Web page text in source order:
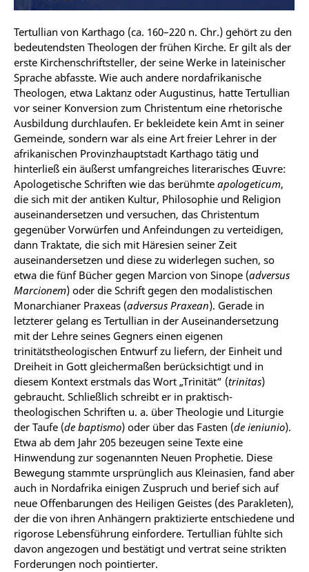
Tertullian von Karthago (ca. 160–220 n. Chr.) gehört zu den
bedeutendsten Theologen der frühen Kirche. Er gilt als der
erste Kirchenschriftsteller, der seine Werke in lateinischer
Sprache abfasste. Wie auch andere nordafrikanische
Theologen, etwa Laktanz oder Augustinus, hatte Tertullian
vor seiner Konversion zum Christentum eine rhetorische
Ausbildung durchlaufen. Er bekleidete kein Amt in seiner
Gemeinde, sondern war als eine Art freier Lehrer in der
afrikanischen Provinzhauptstadt Karthago tätig und
hinterließ ein äußerst umfangreiches literarisches Œuvre:
Apologetische Schriften wie das berühmte apologeticum,
die sich mit der antiken Kultur, Philosophie und Religion
auseinandersetzen und versuchen, das Christentum
gegenüber Vorwürfen und Anfeindungen zu verteidigen,
dann Traktate, die sich mit Häresien seiner Zeit
auseinandersetzen und diese zu widerlegen suchen, so
etwa die fünf Bücher gegen Marcion von Sinope (adversus
Marcionem) oder die Schrift gegen den modalistischen
Monarchianer Praxeas (adversus Praxean). Gerade in
letzterer gelang es Tertullian in der Auseinandersetzung
mit der Lehre seines Gegners einen eigenen
trinitätstheologischen Entwurf zu liefern, der Einheit und
Dreiheit in Gott gleichermaßen berücksichtigt und in
diesem Kontext erstmals das Wort „Trinität“ (trinitas)
gebraucht. Schließlich schreibt er in praktisch-
theologischen Schriften u. a. über Theologie und Liturgie
der Taufe (de baptismo) oder über das Fasten (de ieniunio).
Etwa ab dem Jahr 205 bezeugen seine Texte eine
Hinwendung zur sogenannten Neuen Prophetie. Diese
Bewegung stammte ursprünglich aus Kleinasien, fand aber
auch in Nordafrika einigen Zuspruch und berief sich auf
neue Offenbarungen des Heiligen Geistes (des Parakleten),
der die von ihren Anhängern praktizierte entschiedene und
rigorose Lebensführung einfordere. Tertullian fühlte sich
davon angezogen und bestätigt und vertrat seine strikten
Forderungen noch pointierter.